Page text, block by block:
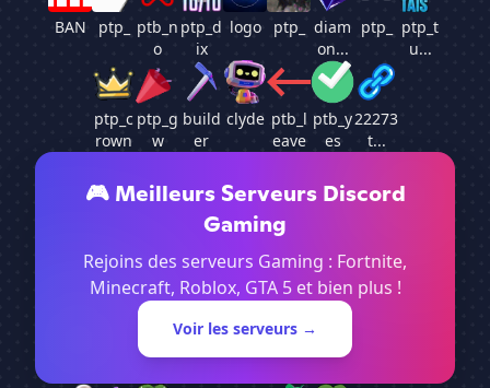
BAN ptp_
ptb_n
o
ptp_d
ix
logo ptp_
diam
on...
ptp_
ptp_t
u...
ptp_c
rown
ptp_g
w
build
er
clyde ptb_l
eave
ptb_y
es
22273
t...
🎮 Meilleurs Serveurs Discord
Gaming
Rejoins des serveurs Gaming : Fortnite,
Minecraft, Roblox, GTA 5 et bien plus !
Voir les serveurs →